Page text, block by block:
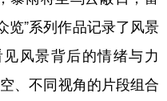
”系列作品记录了风景
风景背后的情绪与力
、不同视角的片段组合